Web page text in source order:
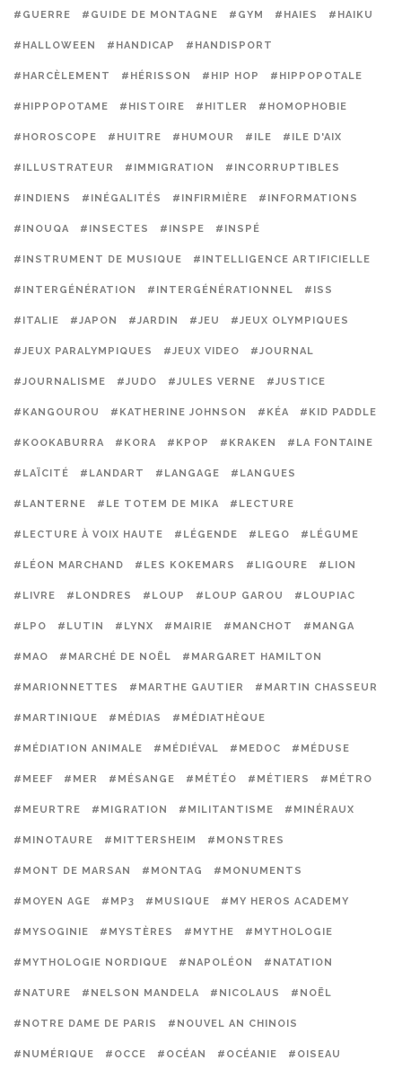
#GUERRE #GUIDE DE MONTAGNE #GYM #HAIES #HAIKU
#HALLOWEEN #HANDICAP #HANDISPORT
#HARCÈLEMENT #HÉRISSON #HIP HOP #HIPPOPOTALE
#HIPPOPOTAME #HISTOIRE #HITLER #HOMOPHOBIE
#HOROSCOPE #HUITRE #HUMOUR #ILE #ILE D'AIX
#ILLUSTRATEUR #IMMIGRATION #INCORRUPTIBLES
#INDIENS #INÉGALITÉS #INFIRMIÈRE #INFORMATIONS
#INOUQA #INSECTES #INSPE #INSPÉ
#INSTRUMENT DE MUSIQUE #INTELLIGENCE ARTIFICIELLE
#INTERGÉNÉRATION #INTERGÉNÉRATIONNEL #ISS
#ITALIE #JAPON #JARDIN #JEU #JEUX OLYMPIQUES
#JEUX PARALYMPIQUES #JEUX VIDEO #JOURNAL
#JOURNALISME #JUDO #JULES VERNE #JUSTICE
#KANGOUROU #KATHERINE JOHNSON #KÉA #KID PADDLE
#KOOKABURRA #KORA #KPOP #KRAKEN #LA FONTAINE
#LAÏCITÉ #LANDART #LANGAGE #LANGUES
#LANTERNE #LE TOTEM DE MIKA #LECTURE
#LECTURE À VOIX HAUTE #LÉGENDE #LEGO #LÉGUME
#LÉON MARCHAND #LES KOKEMARS #LIGOURE #LION
#LIVRE #LONDRES #LOUP #LOUP GAROU #LOUPIAC
#LPO #LUTIN #LYNX #MAIRIE #MANCHOT #MANGA
#MAO #MARCHÉ DE NOËL #MARGARET HAMILTON
#MARIONNETTES #MARTHE GAUTIER #MARTIN CHASSEUR
#MARTINIQUE #MÉDIAS #MÉDIATHÈQUE
#MÉDIATION ANIMALE #MÉDIÉVAL #MEDOC #MÉDUSE
#MEEF #MER #MÉSANGE #MÉTÉO #MÉTIERS #MÉTRO
#MEURTRE #MIGRATION #MILITANTISME #MINÉRAUX
#MINOTAURE #MITTERSHEIM #MONSTRES
#MONT DE MARSAN #MONTAG #MONUMENTS
#MOYEN AGE #MP3 #MUSIQUE #MY HEROS ACADEMY
#MYSOGINIE #MYSTÈRES #MYTHE #MYTHOLOGIE
#MYTHOLOGIE NORDIQUE #NAPOLÉON #NATATION
#NATURE #NELSON MANDELA #NICOLAUS #NOËL
#NOTRE DAME DE PARIS #NOUVEL AN CHINOIS
#NUMÉRIQUE #OCCE #OCÉAN #OCÉANIE #OISEAU